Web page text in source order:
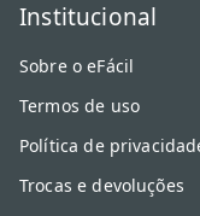
Institucional
Sobre o eFácil
Termos de uso
Política de
Trocas e devoluções